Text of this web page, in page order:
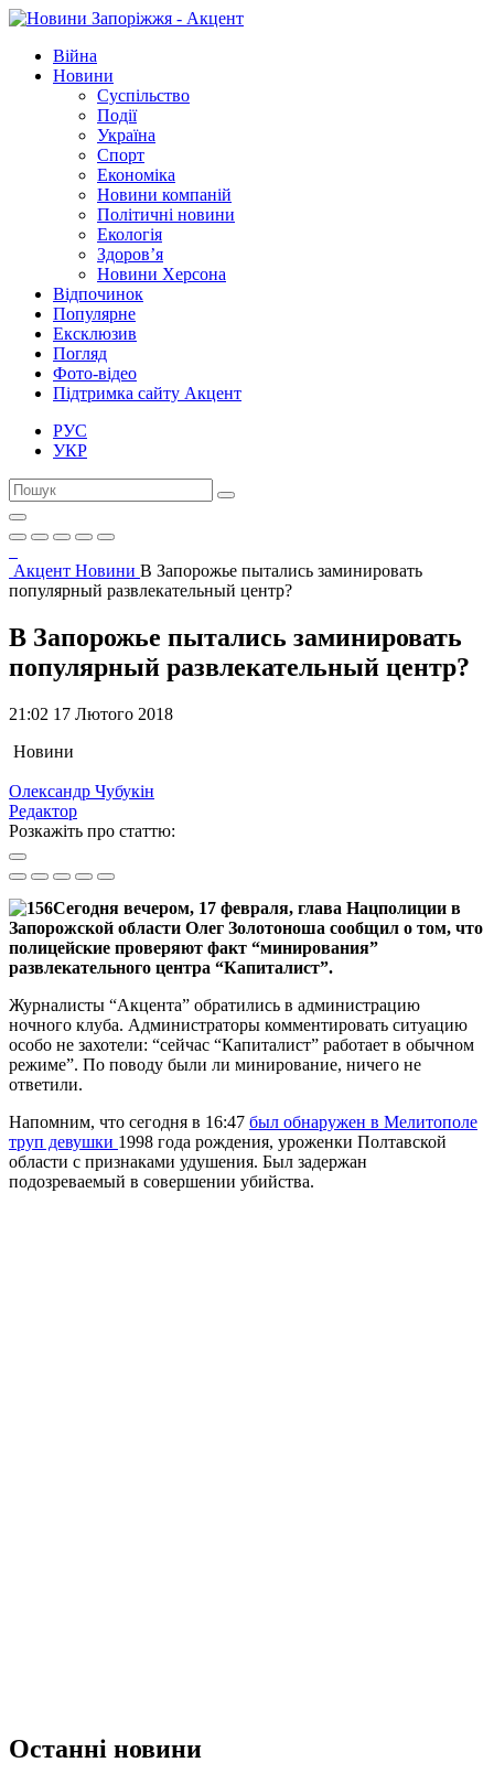
Війна
Новини
Суспільство
Події
Україна
Спорт
Економіка
Новини компаній
Політичні новини
Екологія
Здоров’я
Новини Херсона
Відпочинок
Популярне
Ексклюзив
Погляд
Фото-відео
Підтримка сайту Акцент
РУС
УКР
Акцент Новини В Запорожье пытались заминировать
популярный развлекательный центр?
В Запорожье пытались заминировать
популярный развлекательный центр?
21:02 17 Лютого 2018
Новини
Олександр Чубукін
Редактор
Розкажіть про статтю:
Сегодня вечером, 17 февраля, глава Нацполиции в
Запорожской области Олег Золотоноша сообщил о том, что
полицейские проверяют факт “минирования”
развлекательного центра “Капиталист”.
Журналисты “Акцента” обратились в администрацию
ночного клуба. Администраторы комментировать ситуацию
особо не захотели: “сейчас “Капиталист” работает в обычном
режиме”. По поводу были ли минирование, ничего не
ответили.
Напомним, что сегодня в 16:47 был обнаружен в Мелитополе
труп девушки 1998 года рождения, уроженки Полтавской
области с признаками удушения. Был задержан
подозреваемый в совершении убийства.
Останні новини